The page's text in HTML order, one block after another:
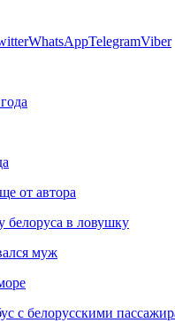
WhatsAppTelegramViber
от автора
белоруса в ловушку
муж
с белорусскими